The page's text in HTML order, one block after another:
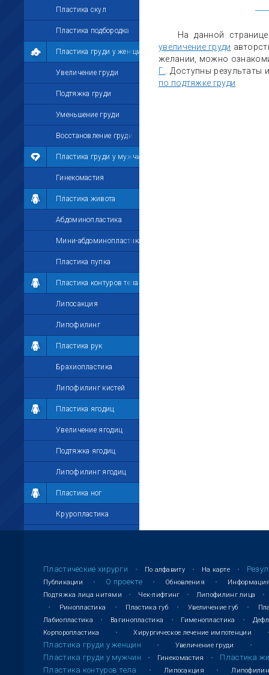
Пластика скул
Пластика подбородка
Пластика груди у женщин
Увеличение груди
Подтяжка груди
Уменьшение груди
Восстановление груди
Пластика груди у мужчин
Гинекомастия
Пластика живота
Абдоминопластика
Мини-абдоминопластика
Пластика пупка
Пластика контуров тела
Липосакция
Липофилинг
Пластика рук
Брахиопластика
Липофилинг кистей
Пластика ягодиц
Увеличение ягодиц
Подтяжка ягодиц
Липофилинг ягодиц
Пластика ног
Круропластика
Удлинение ног
Интимная пластика у женщин
Вагинопластика
На данной
увеличение груди
желании, можно
Г.
. Доступны результаты
по подтяжке груди
Пластические хирурги По алфавиту На карте
Публикации О проекте Обновления
Подтяжка лица нитями
Чек-лифтинг
Липофилинг лица
Ринопластика
Пластика губ Увеличение губ
Лабиопластика
Вагинопластика Гименопластика
Корпоропластика
Хирургическое лечение импотенции
Пластика груди у женщин Увеличение груди
Пластика груди у мужчин Гинекомастия
Пластика
Пластика контуров тела
Липосакция